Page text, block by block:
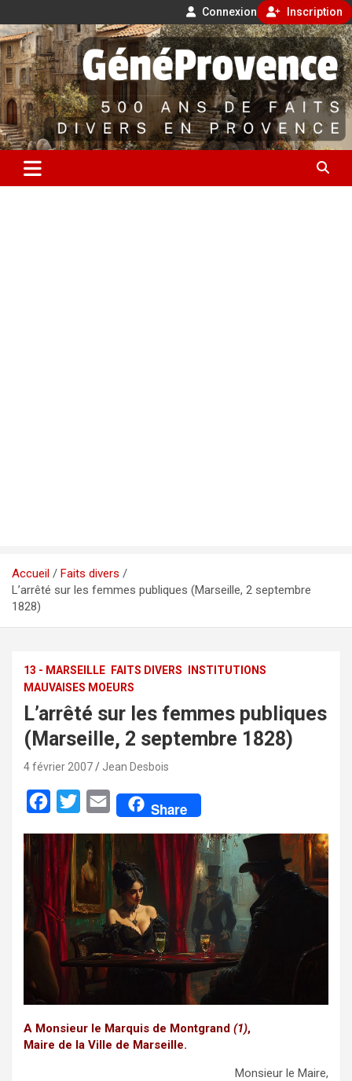
Connexion Inscription
Aller
au
contenu
GénéProvence
500 ans de faits divers en Provence
Accueil
Faits divers
L’arrêté sur les femmes publiques (Marseille, 2 septembre
1828)
13 - MARSEILLE FAITS DIVERS
INSTITUTIONS
MAUVAISES MOEURS
L’arrêté sur les femmes publiques
(Marseille, 2 septembre 1828)
4 février 2007 Jean Desbois
c
e
b
o
o
k
t
e
r
E
a
i
l
Share
A Monsieur le Marquis de Montgrand (1),
Maire de la Ville de Marseille.
Monsieur le Maire,